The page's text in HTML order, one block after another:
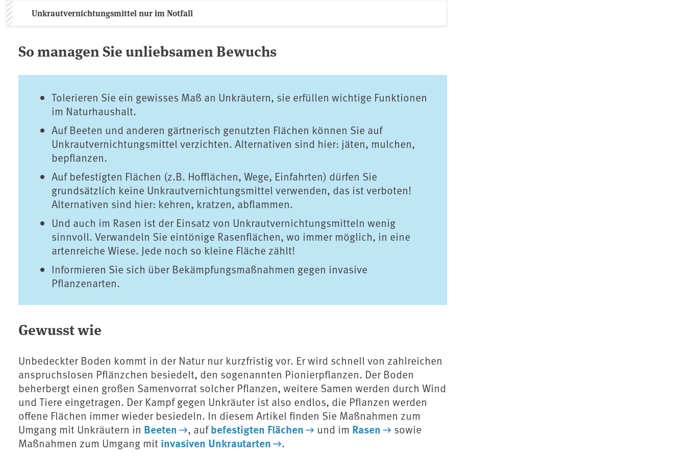
Unkrautvernichtungsmittel nur im Notfall
So managen Sie unliebsamen Bewuchs
Tolerieren Sie ein gewisses Maß an Unkräutern, sie erfüllen wichtige Funktionen
im Naturhaushalt.
Auf Beeten und anderen gärtnerisch genutzten Flächen können Sie auf
Unkrautvernichtungsmittel verzichten. Alternativen sind hier: jäten, mulchen,
bepflanzen.
Auf befestigten Flächen (z.B. Hofflächen, Wege, Einfahrten) dürfen Sie
grundsätzlich keine Unkrautvernichtungsmittel verwenden, das ist verboten!
Alternativen sind hier: kehren, kratzen, abflammen.
Und auch im Rasen ist der Einsatz von Unkrautvernichtungsmitteln wenig
sinnvoll. Verwandeln Sie eintönige Rasenflächen, wo immer möglich, in eine
artenreiche Wiese. Jede noch so kleine Fläche zählt!
Informieren Sie sich über Bekämpfungsmaßnahmen gegen invasive
Pflanzenarten.
Gewusst wie
Unbedeckter Boden kommt in der Natur nur kurzfristig vor. Er wird schnell von zahlreichen
anspruchslosen Pflänzchen besiedelt, den sogenannten Pionierpflanzen. Der Boden
beherbergt einen großen Samenvorrat solcher Pflanzen, weitere Samen werden durch Wind
und Tiere eingetragen. Der Kampf gegen Unkräuter ist also endlos, die Pflanzen werden
offene Flächen immer wieder besiedeln. In diesem Artikel finden Sie Maßnahmen zum
Umgang mit Unkräutern in Beeten , aufbefestigten Flächen und im Rasen
sowie
Maßnahmen zum Umgang mit invasiven Unkrautarten .